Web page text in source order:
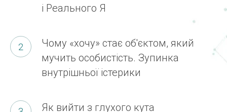
і Реального Я
Чому «хочу» стає об'єктом, який
мучить особистість. Зупинка
внутрішньої істерики
Як вийти з глухого кута